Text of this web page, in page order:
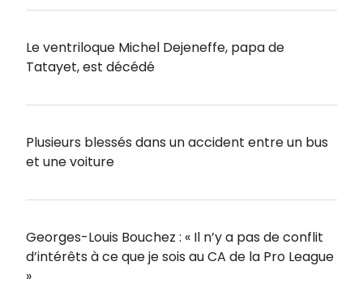
Le ventriloque Michel Dejeneffe, papa de
Tatayet, est décédé
Plusieurs blessés dans un accident entre un bus
et une voiture
Georges-Louis Bouchez : « Il n’y a pas de conflit
d’intérêts à ce que je sois au CA de la Pro League
»